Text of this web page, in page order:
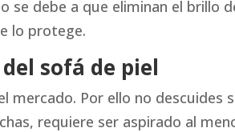
se debe a que eliminan el brillo
lo protege.
sofá de piel
mercado. Por ello no descuides
requiere ser aspirado al